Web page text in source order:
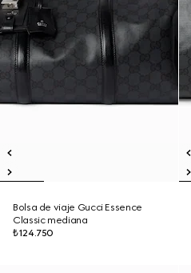
Bolsa de viaje Gucci Essence
Classic mediana
₺124.750